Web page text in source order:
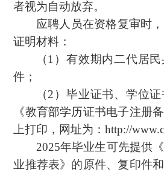
者视为自动放弃。
应聘人员在资格复审时
证明材料：
（1）有效期内二代居
件；
（2）毕业证书、学位
《教育部学历证书电子注册
上打印，网址为：http://
2025年毕业生可先提供
业推荐表》的原件、复印件